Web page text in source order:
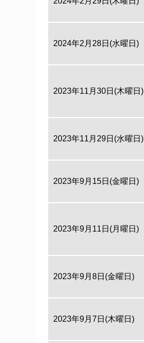
2024年2月28日(水曜日)
2023年11月30日(木曜日)
2023年11月29日(水曜日)
2023年9月15日(金曜日)
2023年9月11日(月曜日)
2023年9月8日(金曜日)
2023年9月7日(木曜日)